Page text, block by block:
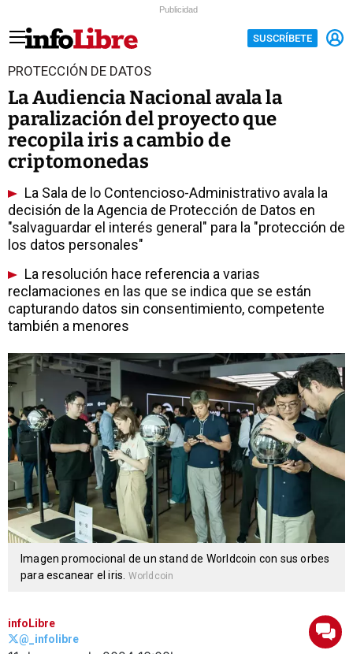
Publicidad
SUSCRÍBETE
PROTECCIÓN DE DATOS
La Audiencia Nacional avala la
paralización del proyecto que
recopila iris a cambio de
criptomonedas
La Sala de lo Contencioso-Administrativo avala la
decisión de la Agencia de Protección de Datos en
"salvaguardar el interés general" para la "protección de
los datos personales"
La resolución hace referencia a varias
reclamaciones en las que se indica que se están
capturando datos sin consentimiento, competente
también a menores
Imagen promocional de un stand de Worldcoin con sus orbes
para escanear el iris. Worldcoin
infoLibre
@_infolibre